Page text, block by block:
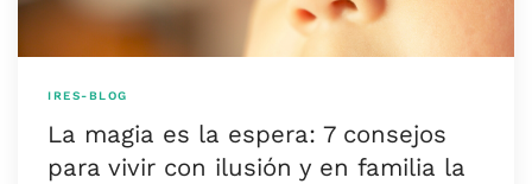
IRES-BLOG
La magia es la espera: 7 consejos
para vivir con ilusión y en familia la